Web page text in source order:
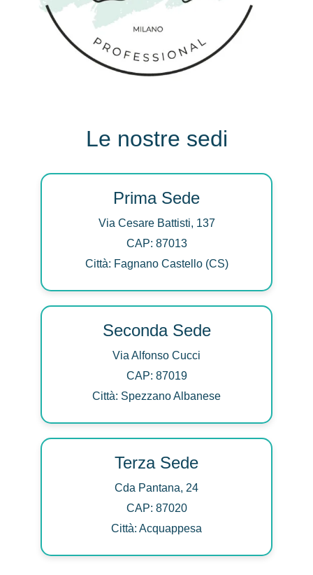
Le nostre sedi
Prima Sede
Via Cesare Battisti, 137
CAP: 87013
Città: Fagnano Castello (CS)
Seconda Sede
Via Alfonso Cucci
CAP: 87019
Città: Spezzano Albanese
Terza Sede
Cda Pantana, 24
CAP: 87020
Città: Acquappesa